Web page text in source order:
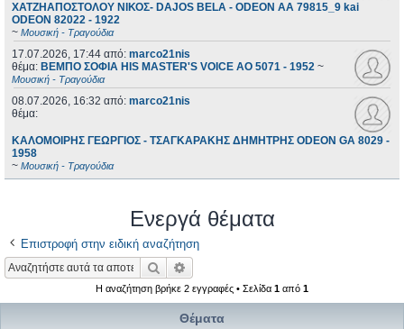
ΧΑΤΖΗΑΠΟΣΤΟΛΟΥ ΝΙΚΟΣ- DAJOS BELA - ODEON AA 79815_9 kai
ODEON 82022 - 1922
~ Μουσική - Τραγούδια
17.07.2026, 17:44 από: marco21nis
θέμα: ΒΕΜΠΟ ΣΟΦΙΑ HIS MASTER'S VOICE AO 5071 - 1952 ~
Μουσική - Τραγούδια
08.07.2026, 16:32 από: marco21nis
θέμα:
ΚΑΛΟΜΟΙΡΗΣ ΓΕΩΡΓΙΟΣ - ΤΣΑΓΚΑΡΑΚΗΣ ΔΗΜΗΤΡΗΣ ODEON GA 8029 -
1958
~ Μουσική - Τραγούδια
Ενεργά θέματα
Επιστροφή στην ειδική αναζήτηση
Αναζήτηση
Η αναζήτηση βρήκε 2 εγγραφές • Σελίδα 1 από 1
Θέματα